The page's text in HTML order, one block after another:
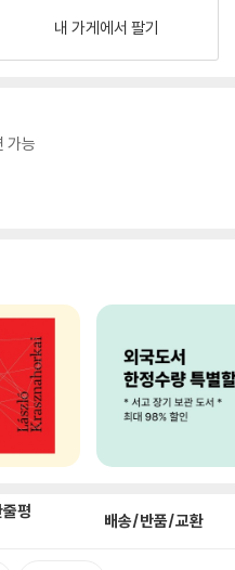
내 가게에서 팔기
가능
평 배송/반품/교환